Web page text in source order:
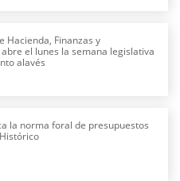
Hacienda, Finanzas y
el lunes la semana legislativa
alavés
la norma foral de presupuestos